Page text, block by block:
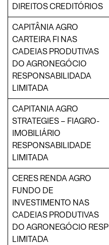
DIREITOS CREDITÓRIOS
CAPITÂNIA AGRO
CARTEIRA FI NAS
CADEIAS PRODUTIVAS
DO AGRONEGÓCIO
RESPONSABILIDADA
LIMITADA
CAPITANIA AGRO
STRATEGIES – FIAGRO-
IMOBILIÁRIO
RESPONSABILIDADE
LIMITADA
CERES RENDA AGRO
FUNDO DE
INVESTIMENTO NAS
CADEIAS PRODUTIVAS
DO AGRONEGÓCIO RESP
LIMITADA